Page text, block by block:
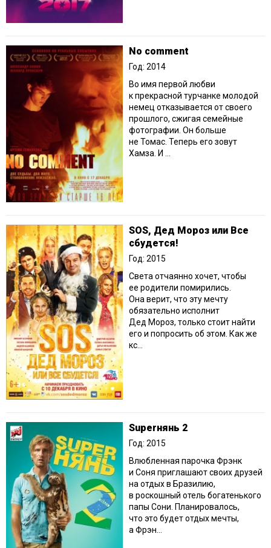
No comment
Год: 2014
Во имя первой любви
к прекрасной турчанке молодой
немец отказывается от своего
прошлого, сжигая семейные
фотографии. Он больше
не Томас. Теперь его зовут
Хамза. И ...
SOS, Дед Мороз или Все
сбудется!
Год: 2015
Света отчаянно хочет, чтобы
ее родители помирились.
Она верит, что эту мечту
обязательно исполнит
Дед Мороз, только стоит найти
его и попросить об этом. Как же
кс...
Superнянь 2
Год: 2015
Влюбленная парочка Фрэнк
и Соня приглашают своих друзей
на отдых в Бразилию,
в роскошный отель богатенького
папы Сони. Планировалось,
что это будет отдых мечты,
а Фрэн...